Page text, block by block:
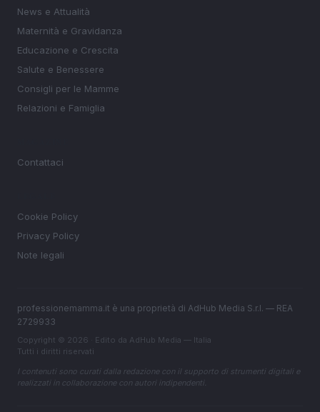
News e Attualità
Maternità e Gravidanza
Educazione e Crescita
Salute e Benessere
Consigli per le Mamme
Relazioni e Famiglia
Contattaci
Cookie Policy
Privacy Policy
Note legali
professionemamma.it è una proprietà di AdHub Media S.r.l. — REA
2729933
Copyright © 2026 · Edito da AdHub Media — Italia
Tutti i diritti riservati
I contenuti sono curati dalla redazione con il supporto di strumenti digitali e
realizzati in collaborazione con autori indipendenti.